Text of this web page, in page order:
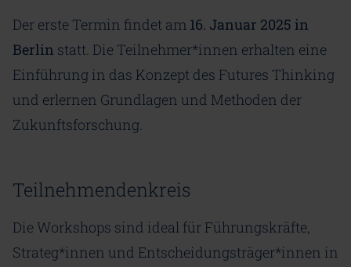
Der erste Termin findet am 16. Januar 2025 in
Berlin statt. Die Teilnehmer*innen erhalten eine
Einführung in das Konzept des Futures Thinking
und erlernen Grundlagen und Methoden der
Zukunftsforschung.
Teilnehmendenkreis
Die Workshops sind ideal für Führungskräfte,
Strateg*innen und Entscheidungsträger*innen in